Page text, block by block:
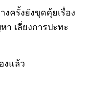
งครั้งยังขุดคุ้ยเรื่อง
า เลี่ยงการปะทะ
งแล้ว